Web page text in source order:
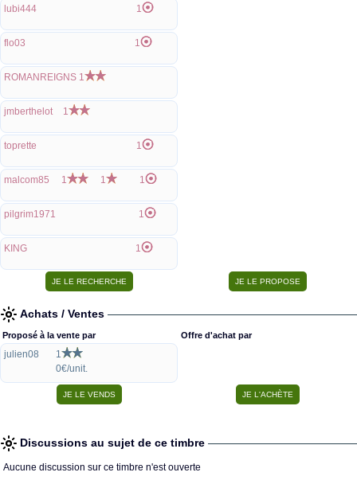
lubi444 1
flo03 1
ROMANREIGNS 1
jmberthelot 1
toprette 1
malcom85 1 1 1
pilgrim1971 1
KING 1
Achats / Ventes
Proposé à la vente par
julien08
1
0€/unit.
Offre d'achat par
Discussions au sujet de ce timbre
Aucune discussion sur ce timbre n'est ouverte